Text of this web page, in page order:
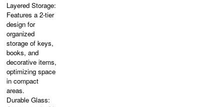
Layered Storage:
Features a 2-tier
design for
organized
storage of keys,
books, and
decorative items,
optimizing space
in compact
areas.
Durable Glass: